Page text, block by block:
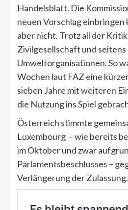
Handelsblatt. Die
neuen Vorschlag einbringen
aber nicht. Trotz all der
Zivilgesellschaft und seitens
Umweltorganisationen. So
Wochen laut FAZ eine
sieben Jahre mit weiteren
die Nutzung ins Spiel
Österreich stimmte
Luxembourg – wie bereits
im Oktober und zwar
Parlamentsbeschlusses –
Verlängerung der Zulassung.